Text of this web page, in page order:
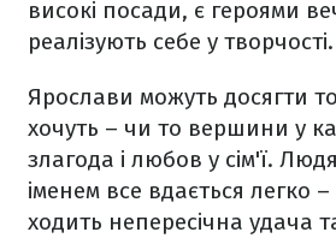
високі посади, є героями
реалізують себе у творчості.
Ярослави можуть досягти
хочуть – чи то вершини у
злагода і любов у сім'ї.
іменем все вдається легко
ходить непересічна удача